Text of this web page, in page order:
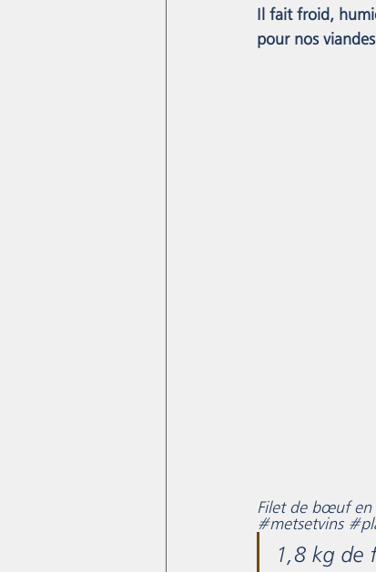
Il fait froid,
pour nos
Filet de bœuf en
#metsetvins
1,8 kg de